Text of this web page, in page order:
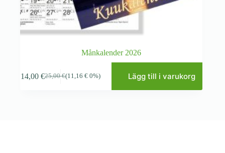
Månkalender 2026
25,00€
14,00€ (11,16€ 0%) Lägg till i varukorg